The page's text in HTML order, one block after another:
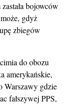
bojowców
gdyż
zbiegów
do obozu
amerykańskie,
Warszawy gdzie
fałszywej PPS,